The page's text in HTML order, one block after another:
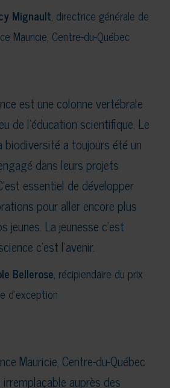
Mignault, directrice générale de
Mauricie, Centre-du-Québec
est une colonne vertébrale
de l’éducation scientifique. Le
biodiversité a toujours été un
dans leurs projets
essentiel de développer
pour aller encore plus
jeunes. La jeunesse c’est
c’est l’avenir.
Bellerose, récipiendaire du prix
d’exception
Mauricie, Centre-du-Québec
auprès des